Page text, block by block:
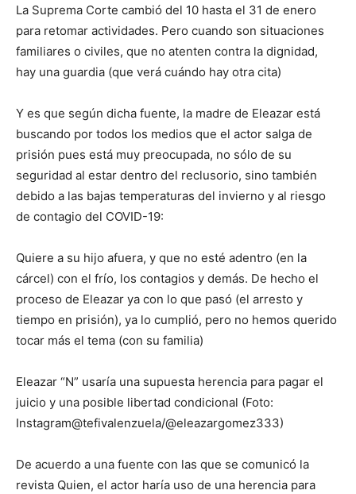
La Suprema Corte cambió del 10 hasta el 31 de enero
para retomar actividades. Pero cuando son situaciones
familiares o civiles, que no atenten contra la dignidad,
hay una guardia (que verá cuándo hay otra cita)
Y es que según dicha fuente, la madre de Eleazar está
buscando por todos los medios que el actor salga de
prisión pues está muy preocupada, no sólo de su
seguridad al estar dentro del reclusorio, sino también
debido a las bajas temperaturas del invierno y al riesgo
de contagio del COVID-19:
Quiere a su hijo afuera, y que no esté adentro (en la
cárcel) con el frío, los contagios y demás. De hecho el
proceso de Eleazar ya con lo que pasó (el arresto y
tiempo en prisión), ya lo cumplió, pero no hemos querido
tocar más el tema (con su familia)
Eleazar “N” usaría una supuesta herencia para pagar el
juicio y una posible libertad condicional (Foto:
Instagram@tefivalenzuela/@eleazargomez333)
De acuerdo a una fuente con las que se comunicó la
revista Quien, el actor haría uso de una herencia para